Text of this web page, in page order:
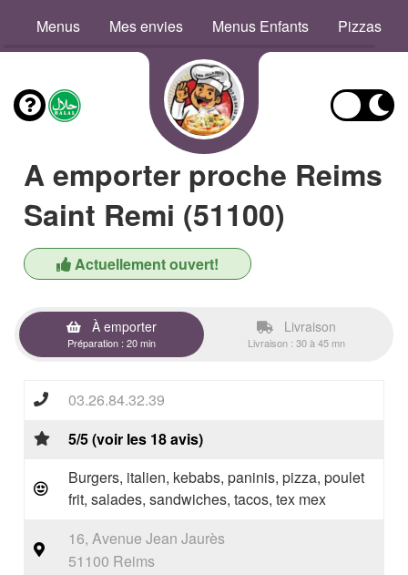
Menus Mes envies Menus Enfants Pizzas
A emporter proche Reims
Saint Remi (51100)
Actuellement ouvert!
À emporter
Préparation : 20 min
Livraison
Livraison : 30 à 45 mn
03.26.84.32.39
5/5 (voir les 18 avis)
Burgers, italien, kebabs, paninis, pizza, poulet
frit, salades, sandwiches, tacos, tex mex
16, Avenue Jean Jaurès
51100 Reims